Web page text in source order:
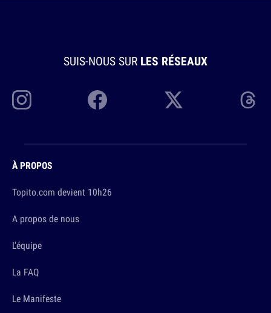
SUIS-NOUS SUR LES RÉSEAUX
À PROPOS
Topito.com devient 10h26
A propos de nous
L'équipe
La FAQ
Le Manifeste